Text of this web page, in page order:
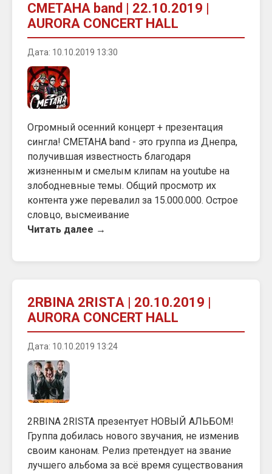
СМЕТАНА band | 22.10.2019 |
AURORA CONCERT HALL
Дата: 10.10.2019 13:30
Огромный осенний концерт + презентация
сингла! СМЕТАНА band - это группа из Днепра,
получившая известность благодаря
жизненным и смелым клипам на youtube на
злободневные темы. Общий просмотр их
контента уже перевалил за 15.000.000. Острое
словцо, высмеивание
Читать далее →
2RBINA 2RISTА | 20.10.2019 |
AURORA CONCERT HALL
Дата: 10.10.2019 13:24
2RBINA 2RISTA презентует НОВЫЙ АЛЬБОМ!
Группа добилась нового звучания, не изменив
своим канонам. Релиз претендует на звание
лучшего альбома за всё время существования